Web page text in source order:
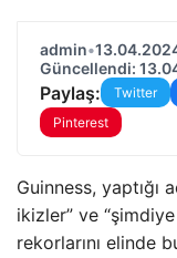
admin•
Güncellendi:
Paylaş: Twitter
Pinterest
Guinness, yaptığı
ikizler” ve
rekorlarını elinde